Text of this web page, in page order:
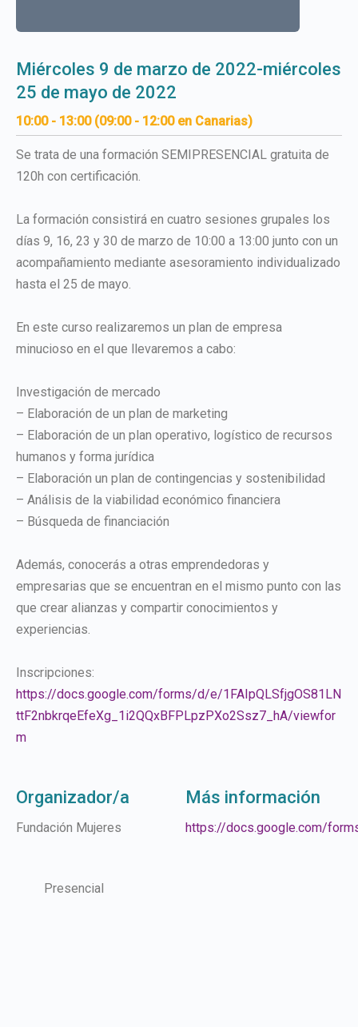
miércoles 9 de marzo de 2022-miércoles
25 de mayo de 2022
10:00 - 13:00 (09:00 - 12:00 en Canarias)
Se trata de una formación SEMIPRESENCIAL gratuita de
120h con certificación.
La formación consistirá en cuatro sesiones grupales los
días 9, 16, 23 y 30 de marzo de 10:00 a 13:00 junto con un
acompañamiento mediante asesoramiento individualizado
hasta el 25 de mayo.
En este curso realizaremos un plan de empresa
minucioso en el que llevaremos a cabo:
Investigación de mercado
– Elaboración de un plan de marketing
– Elaboración de un plan operativo, logístico de recursos
humanos y forma jurídica
– Elaboración un plan de contingencias y sostenibilidad
– Análisis de la viabilidad económico financiera
– Búsqueda de financiación
Además, conocerás a otras emprendedoras y
empresarias que se encuentran en el mismo punto con las
que crear alianzas y compartir conocimientos y
experiencias.
Inscripciones:
https://docs.google.com/forms/d/e/1FAIpQLSfjgOS81LN
ttF2nbkrqeEfeXg_1i2QQxBFPLpzPXo2Ssz7_hA/viewfor
m
Organizador/a
Fundación Mujeres
Más información
https://docs.google.com/
Presencial